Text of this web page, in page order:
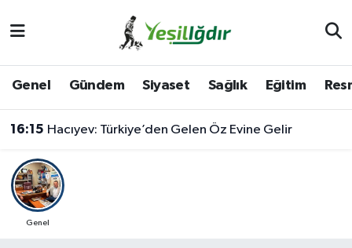
Genel Gündem Siyaset Sağlık Eğitim
16:15 Hacıyev: Türkiye’den Gelen Öz Evine Gelir
Genel
İğdir Namaz Vakitleri
Iğdır Trafik Yoğunluk Haritası
Süper Lig Puan Durumu ve Fikstür